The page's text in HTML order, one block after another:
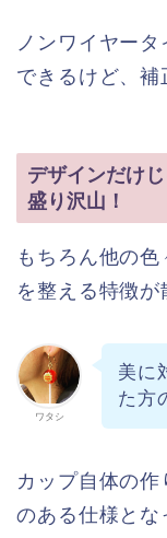
ノンワイヤー
できるけど、補
デザインだけ
盛り沢山！
もちろん他の
を整える特徴が
ワタシ
美に
た方
カップ自体の
のある仕様とな